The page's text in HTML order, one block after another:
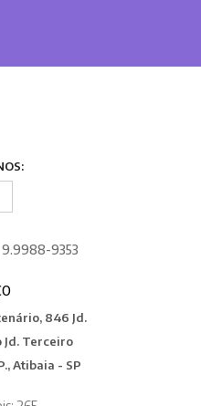
9.9988-9353
846 Jd.
Terceiro
Atibaia - SP